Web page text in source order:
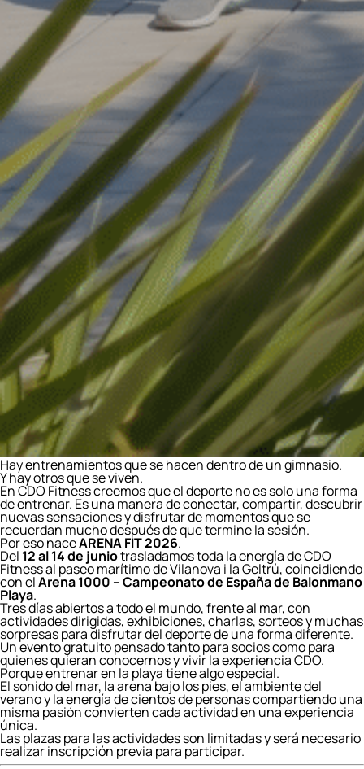
Hay entrenamientos que se hacen dentro de un gimnasio.
Y hay otros que se viven.
En CDO Fitness creemos que el deporte no es solo una forma
de entrenar. Es una manera de conectar, compartir, descubrir
nuevas sensaciones y disfrutar de momentos que se
recuerdan mucho después de que termine la sesión.
Por eso naceARENA FIT 2026.
Del 12 al 14 de juniotrasladamos toda la energía de CDO
Fitness al paseo marítimo de Vilanova i la Geltrú, coincidiendo
con elArena 1000 – Campeonato de España de Balonmano
Playa.
Tres días abiertos a todo el mundo, frente al mar, con
actividades dirigidas, exhibiciones, charlas, sorteos y muchas
sorpresas para disfrutar del deporte de una forma diferente.
Un evento gratuito pensado tanto para socios como para
quienes quieran conocernos y vivir la experiencia CDO.
Porque entrenar en la playa tiene algo especial.
El sonido del mar, la arena bajo los pies, el ambiente del
verano y la energía de cientos de personas compartiendo una
misma pasión convierten cada actividad en una experiencia
única.
Las plazas para las actividades son limitadas y será necesario
realizar inscripción previa para participar.